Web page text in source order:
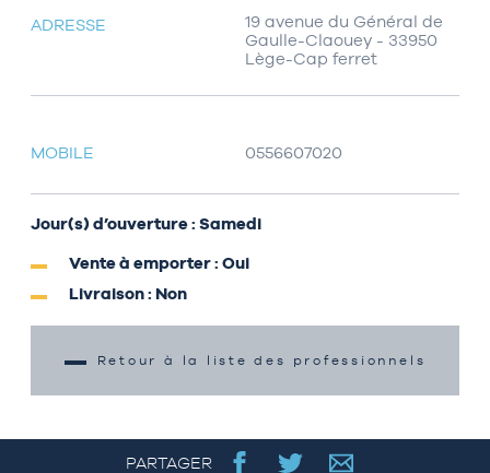
ADRESSE
19 avenue du Général de
Gaulle-Claouey - 33950
Lège-Cap ferret
MOBILE 0556607020
Jour(s) d’ouverture : Samedi
Vente à emporter : Oui
Livraison : Non
Retour à la liste des professionnels
PARTAGER